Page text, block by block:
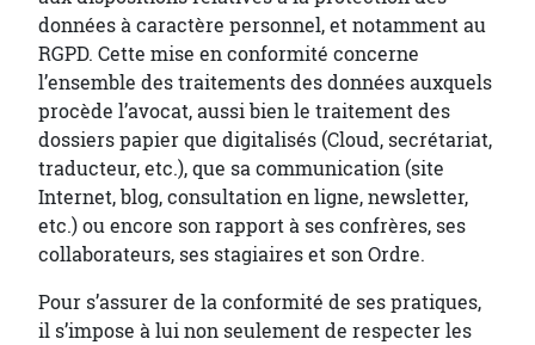
données à caractère personnel, et notamment au
RGPD. Cette mise en conformité concerne
l’ensemble des traitements des données auxquels
procède l’avocat, aussi bien le traitement des
dossiers papier que digitalisés (Cloud, secrétariat,
traducteur, etc.), que sa communication (site
Internet, blog, consultation en ligne, newsletter,
etc.) ou encore son rapport à ses confrères, ses
collaborateurs, ses stagiaires et son Ordre.
Pour s’assurer de la conformité de ses pratiques,
il s’impose à lui non seulement de respecter les